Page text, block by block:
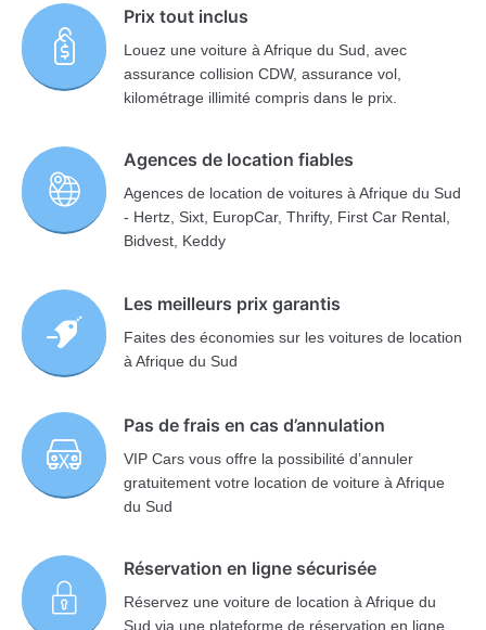
Prix tout inclus
Louez une voiture à Afrique du Sud, avec
assurance collision CDW, assurance vol,
kilométrage illimité compris dans le prix.
Agences de location fiables
Agences de location de voitures à Afrique du Sud
- Hertz, Sixt, EuropCar, Thrifty, First Car Rental,
Bidvest, Keddy
Les meilleurs prix garantis
Faites des économies sur les voitures de location
à Afrique du Sud
Pas de frais en cas d’annulation
VIP Cars vous offre la possibilité d’annuler
gratuitement votre location de voiture à Afrique
du Sud
Réservation en ligne sécurisée
Réservez une voiture de location à Afrique du
Sud via une plateforme de réservation en ligne